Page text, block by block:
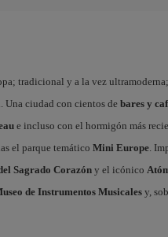
tradicional y a la vez
ciudad con cientos de bares y
e incluso con el hormigón más
el parque temático Mini Europe.
Sagrado Corazóny el icónico
de Instrumentos Musicalesy,